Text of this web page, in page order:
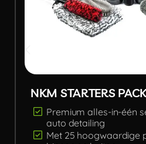
NKM STARTERS
Premium alles-in-één
auto detailing
Met 25 hoogwaardige